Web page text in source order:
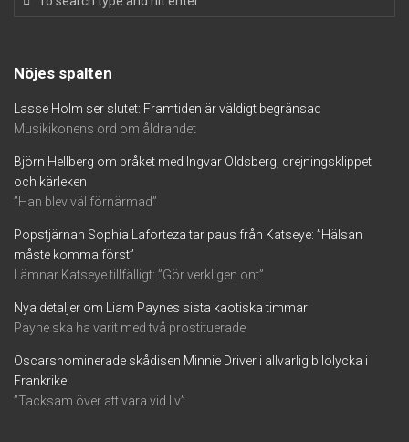
Nöjes spalten
Lasse Holm ser slutet: Framtiden är väldigt begränsad
Musikikonens ord om åldrandet
Björn Hellberg om bråket med Ingvar Oldsberg, drejningsklippet
och kärleken
”Han blev väl förnärmad”
Popstjärnan Sophia Laforteza tar paus från Katseye: ”Hälsan
måste komma först”
Lämnar Katseye tillfälligt: ”Gör verkligen ont”
Nya detaljer om Liam Paynes sista kaotiska timmar
Payne ska ha varit med två prostituerade
Oscarsnominerade skådisen Minnie Driver i allvarlig bilolycka i
Frankrike
”Tacksam över att vara vid liv”